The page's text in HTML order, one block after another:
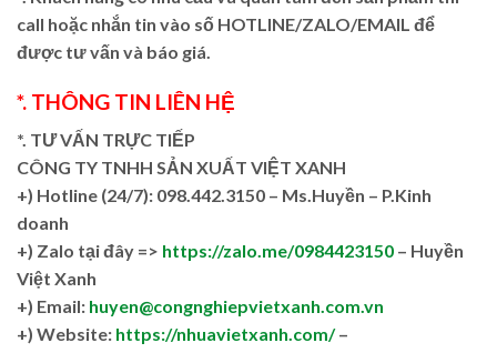
call hoặc nhắn tin vào số HOTLINE/ZALO/EMAIL để
được tư vấn và báo giá.
*. THÔNG TIN LIÊN HỆ
*. TƯ VẤN TRỰC TIẾP
CÔNG TY TNHH SẢN XUẤT VIỆT XANH
+) Hotline (24/7): 098.442.3150 – Ms.Huyền – P.Kinh
doanh
+) Zalo tại đây => https://zalo.me/0984423150 – Huyền
Việt Xanh
+) Email: huyen@congnghiepvietxanh.com.vn
+) Website: https://nhuavietxanh.com/–